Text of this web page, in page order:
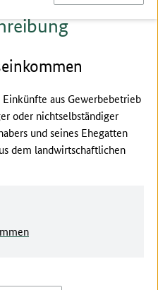
aus Gewerbebetrieb
oder nichtselbständiger
und seines Ehegatten
dem landwirtschaftlichen